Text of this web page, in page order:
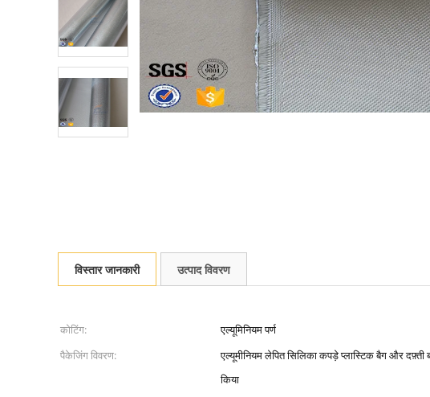
विस्तार जानकारी उत्पाद विवरण
कोटिंग: एल्यूमिनियम पर्ण
पैकेजिंग विवरण:
एल्यूमीनियम लेपित सिलिका कपड़े प्लास्टिक बैग और
किया